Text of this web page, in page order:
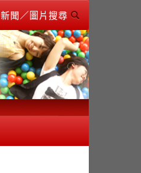
新聞／圖片搜尋